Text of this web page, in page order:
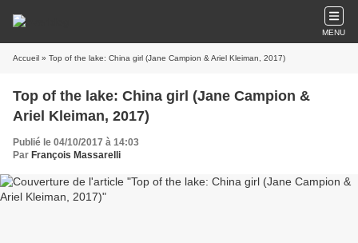
MENU
Accueil » Top of the lake: China girl (Jane Campion & Ariel Kleiman, 2017)
Top of the lake: China girl (Jane Campion &
Ariel Kleiman, 2017)
Publié le 04/10/2017 à 14:03
Par François Massarelli